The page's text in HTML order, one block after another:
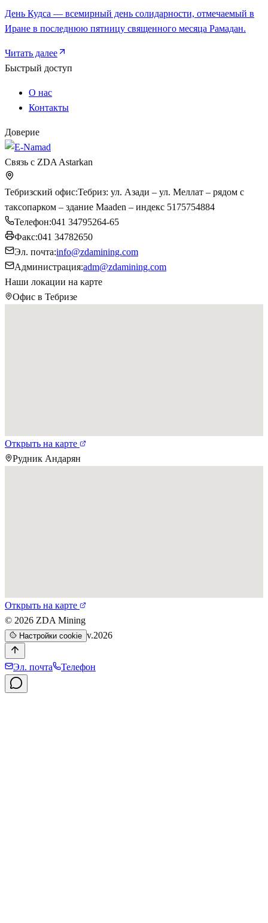
День Кудса — всемирный день солидарности, отмечаемый в
Иране в последнюю пятницу священного месяца Рамадан.
Читать далее
Быстрый доступ
О нас
Контакты
Доверие
Связь с ZDA Astarkan
Тебризский офис:Тебриз: ул. Азади – ул. Меллат – рядом с
таксопарком – здание Maaden – индекс 5175754884
Телефон:041 34795264-65
Факс:041 34782650
Эл. почта:info@zdamining.com
Администрация:adm@zdamining.com
Наши локации на карте
Офис в Тебризе
Открыть на карте
Рудник Андарян
Открыть на карте
© 2026 ZDA Mining
Настройки cookie v.2026
Эл. почта Телефон